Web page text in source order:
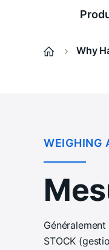
Why
WEIGHING
STOCK